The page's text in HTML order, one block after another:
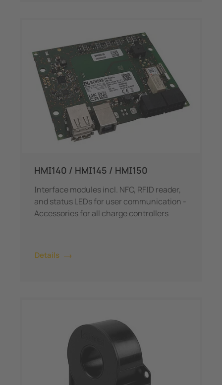
HMI140 / HMI145 / HMI150
Interface modules incl. NFC, RFID reader,
and status LEDs for user communication -
Accessories for all charge controllers
Details